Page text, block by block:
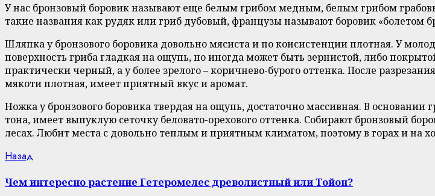
У нас бронзовый боровик называют еще белым грибом медным, белым грибом
такие названия как рудяк или гриб дубовый, французы называют боровик «болетом
Шляпка у бронзового боровика довольно мясиста и по консистенции плотная. У
поверхность гриба гладкая на ощупь, но иногда может быть зернистой, либо
практически черный, а у более зрелого – коричнево-бурого оттенка. После
мякоти плотная, имеет приятный вкус и аромат.
Ножка у бронзового боровика твердая на ощупь, достаточно массивная. В
тона, имеет выпуклую сеточку беловато-орехового оттенка. Собирают бронзовый
лесах. Любит места с довольно теплым и приятным климатом, поэтому в горах и на
Continue
Reading
Назад
Чем интересно растение Гетеромелес древолистный или Тойон?